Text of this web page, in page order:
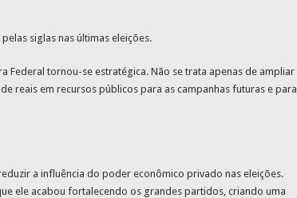
siglas nas últimas eleições.
Federal tornou-se estratégica. Não se trata apenas de ampliar
reais em recursos públicos para as campanhas futuras e para
a influência do poder econômico privado nas eleições.
ele acabou fortalecendo os grandes partidos, criando uma